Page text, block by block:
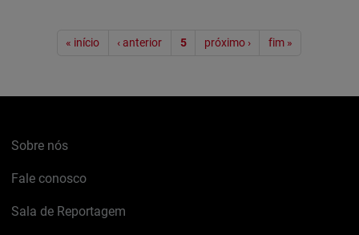
Paginação
« início ‹ anterior 5 próximo › fim »
Sobre nós
Fale conosco
Sala de Reportagem